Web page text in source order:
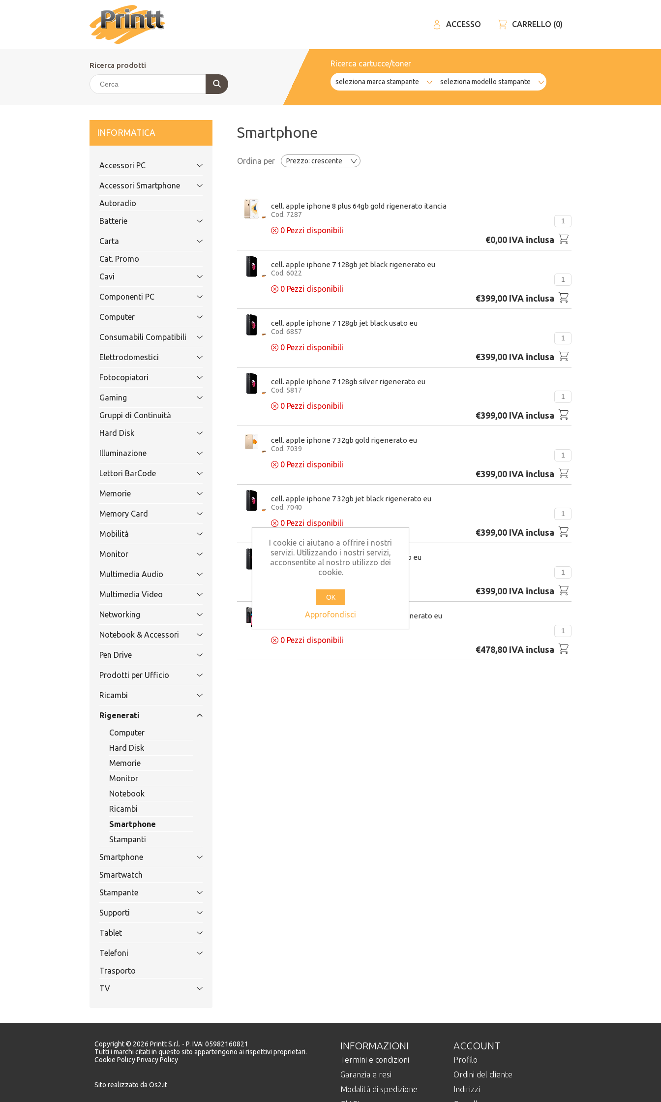
ACCESSO CARRELLO (0)
Ricerca prodotti Ricerca cartucce/toner
INFORMATICA
Accessori PC
Accessori Smartphone
Autoradio
Batterie
Carta
Cat. Promo
Cavi
Componenti PC
Computer
Consumabili Compatibili
Elettrodomestici
Fotocopiatori
Gaming
Gruppi di Continuità
Hard Disk
Illuminazione
Lettori BarCode
Memorie
Memory Card
Mobilità
Monitor
Multimedia Audio
Multimedia Video
Networking
Notebook & Accessori
Pen Drive
Prodotti per Ufficio
Ricambi
Rigenerati
Computer
Hard Disk
Memorie
Monitor
Notebook
Ricambi
Smartphone
Stampanti
Smartphone
Smartwatch
Stampante
Supporti
Tablet
Telefoni
Trasporto
TV
Smartphone
Ordina per
cell. apple iphone 8 plus 64gb gold rigenerato itancia
Cod. 7287
0 Pezzi disponibili
€0,00 IVA inclusa
cell. apple iphone 7 128gb jet black rigenerato eu
Cod. 6022
0 Pezzi disponibili
€399,00 IVA inclusa
cell. apple iphone 7 128gb jet black usato eu
Cod. 6857
0 Pezzi disponibili
€399,00 IVA inclusa
cell. apple iphone 7 128gb silver rigenerato eu
Cod. 5817
0 Pezzi disponibili
€399,00 IVA inclusa
cell. apple iphone 7 32gb gold rigenerato eu
Cod. 7039
0 Pezzi disponibili
€399,00 IVA inclusa
cell. apple iphone 7 32gb jet black rigenerato eu
Cod. 7040
0 Pezzi disponibili
€399,00 IVA inclusa
cell. apple iphone 7 32gb silver rigenerato eu
Cod. 7038
€399,00 IVA inclusa
cell. apple iphone 8 256gb space gray rigenerato eu
0 Pezzi disponibili
€478,80 IVA inclusa
Copyright © 2026 Printt S.r.l. - P. IVA: 05982160821
Tutti i marchi citati in questo sito appartengono ai rispettivi proprietari.
Cookie PolicyPrivacy Policy
Sito realizzato da Os2.it
INFORMAZIONI
Termini e condizioni
Garanzia e resi
Modalità di spedizione
ACCOUNT
Profilo
Ordini del cliente
Indirizzi
I cookie ci aiutano a offrire i nostri
servizi. Utilizzando i nostri servizi,
acconsentite al nostro utilizzo dei
cookie.
OK
Approfondisci